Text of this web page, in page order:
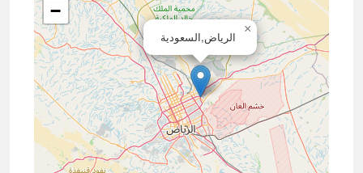
الرياض,السعودية
×
−